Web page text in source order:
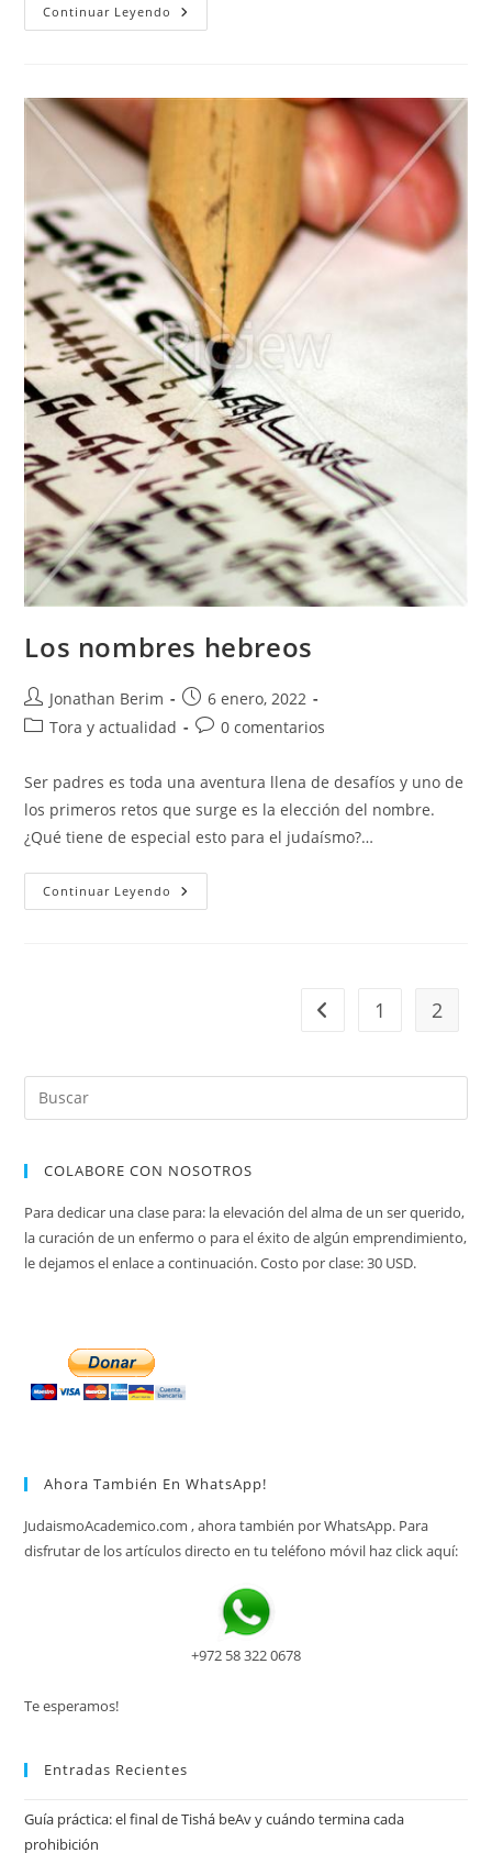
Continuar Leyendo Mitos
Y
De
Israel
Los nombres hebreos
Autor
de
Jonathan Berim
Entrada
publicada:
6 enero, 2022
Categoría
entrada:
Tora y actualidad
Comentarios
entrada:
0 comentarios
Ser padres es toda una aventura llena de desafíos y uno de
los primeros retos que surge es la elección del nombre.
¿Qué tiene de especial esto para el judaísmo?…
Continuar Leyendo Los
Nombres
Ir a la página anterior
1 2
COLABORE CON NOSOTROS
Para dedicar una clase para: la elevación del alma de un ser querido,
la curación de un enfermo o para el éxito de algún emprendimiento,
le dejamos el enlace a continuación. Costo por clase: 30 USD.
Ahora También En WhatsApp!
JudaismoAcademico.com , ahora también por WhatsApp. Para
disfrutar de los artículos directo en tu teléfono móvil haz click aquí:
+972 58 322 0678
Te esperamos!
Entradas Recientes
Guía práctica: el final de Tishá beAv y cuándo termina cada
prohibición